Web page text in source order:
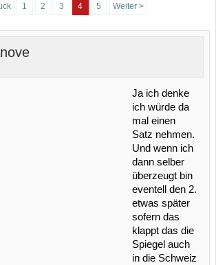
1 2 3 4 5 Weiter >
Ja ich denke
ich würde da
mal einen
Satz nehmen.
Und wenn ich
dann selber
überzeugt bin
eventell den 2.
etwas später
sofern das
klappt das die
Spiegel auch
in die Schweiz